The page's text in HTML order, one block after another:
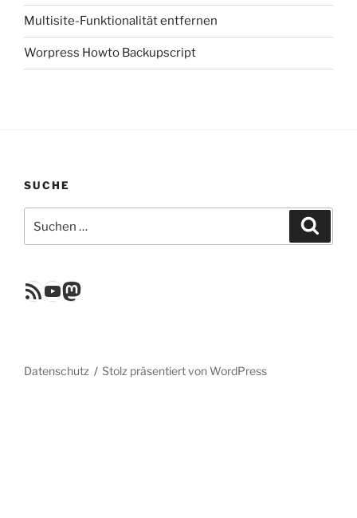
Multisite-Funktionalität entfernen
Worpress Howto Backupscript
SUCHE
nach:
RSS FeedYouTube
Mastodon
Datenschutz Stolz präsentiert von WordPress